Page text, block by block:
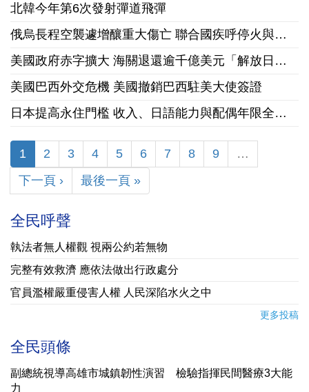
北韓今年第6次發射彈道飛彈
俄烏長程空襲遽增釀重大傷亡 聯合國疾呼停火與國際急馳援
美國政府赤字擴大 海關退還逾千億美元「解放日」關稅
美國巴西外交危機 美國撤銷巴西駐美大使簽證
日本提高永住門檻 收入、日語能力與配偶年限全面收緊
1 2 3 4 5 6 7 8 9
…
下一頁 ›
最後一頁 »
全民呼聲
執法者無人權觀 視兩公約若無物
完整有效救濟 應依法做出行政處分
官員濫權嚴重侵害人權 人民深陷水火之中
更多投稿
全民頭條
副總統視導高雄市城鎮韌性演習 檢驗指揮民間醫療3大能
力